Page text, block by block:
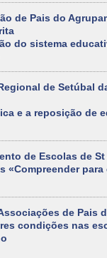
de Pais do
do sistema
de Setúbal
e a reposição de
de Escolas de
«Compreender
de Pais
condições nas